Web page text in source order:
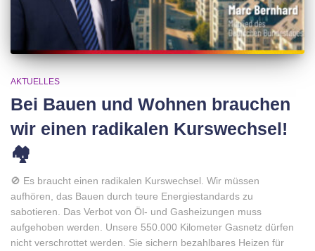
AKTUELLES
Bei Bauen und Wohnen brauchen
wir einen radikalen Kurswechsel!
🏘
🚫 Es braucht einen radikalen Kurswechsel. Wir müssen
aufhören, das Bauen durch teure Energiestandards zu
sabotieren. Das Verbot von Öl- und Gasheizungen muss
aufgehoben werden. Unsere 550.000 Kilometer Gasnetz dürfen
nicht verschrottet werden. Sie sichern bezahlbares Heizen für